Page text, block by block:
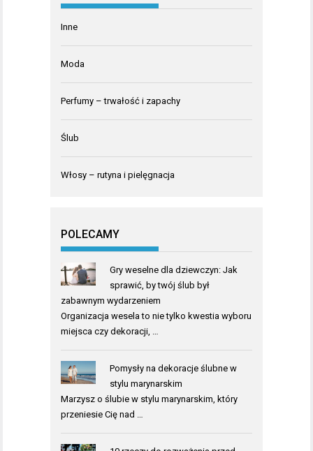
Inne
Moda
Perfumy – trwałość i zapachy
Ślub
Włosy – rutyna i pielęgnacja
POLECAMY
Gry weselne dla dziewczyn: Jak
sprawić, by twój ślub był
zabawnym wydarzeniem
Organizacja wesela to nie tylko kwestia wyboru
miejsca czy dekoracji, …
Pomysły na dekoracje ślubne w
stylu marynarskim
Marzysz o ślubie w stylu marynarskim, który
przeniesie Cię nad …